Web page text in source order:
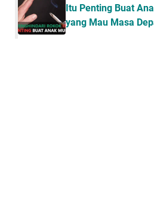
Itu Penting Buat
yang Mau Masa